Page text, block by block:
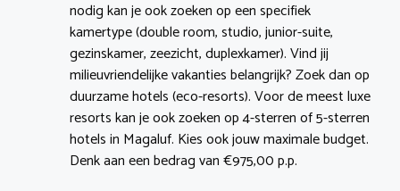
nodig kan je ook zoeken op een specifiek
kamertype (double room, studio, junior-suite,
gezinskamer, zeezicht, duplexkamer). Vind jij
milieuvriendelijke vakanties belangrijk? Zoek dan op
duurzame hotels (eco-resorts). Voor de meest luxe
resorts kan je ook zoeken op 4-sterren of 5-sterren
hotels in Magaluf. Kies ook jouw maximale budget.
Denk aan een bedrag van €975,00 p.p.